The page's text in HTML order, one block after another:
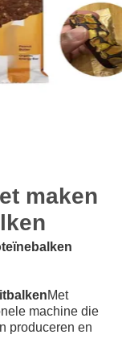
maken
Met
machine die
produceren en